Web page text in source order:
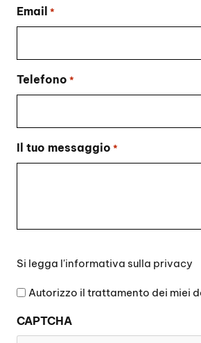
Email *
Telefono *
Il tuo messaggio *
legga
l'informativa
privacy
Si legga l'informativa sulla privacy
Autorizzo il trattamento dei miei
CAPTCHA